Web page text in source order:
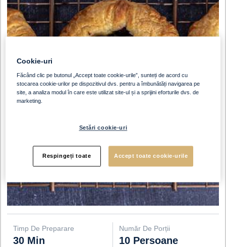
Timp De Preparare
30 Min
Număr De Porții
10 Persoane
Cookie-uri
Făcând clic pe butonul „Accept toate cookie-urile”, sunteți de acord cu
stocarea cookie-urilor pe dispozitivul dvs. pentru a îmbunătăți navigarea pe
site, a analiza modul în care este utilizat site-ul și a sprijini eforturile dvs. de
marketing.
Setări cookie-uri
Respingeți toate Accept toate cookie-urile